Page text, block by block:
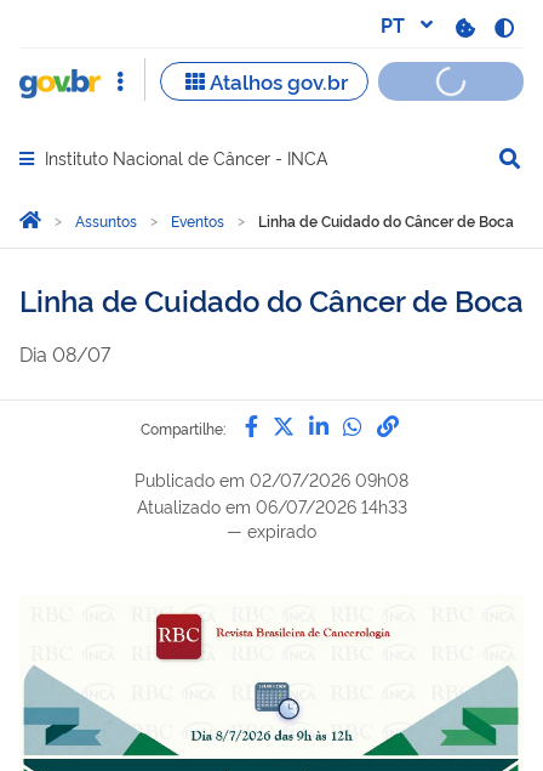
Abrir menu principal de navegação
Instituto Nacional de Câncer - INCA
Você está aqui:
Página Inicial
Assuntos Eventos Linha de Cuidado do Câncer de Boca
Linha de Cuidado do Câncer de Boca
Dia 08/07
Compartilhe: Compartilhe por Facebook
Compartilhe por Twitter
Compartilhe por
Compartilhe
link para
Publicado em 02/07/2026 09h08
Atualizado em 06/07/2026 14h33
— expirado